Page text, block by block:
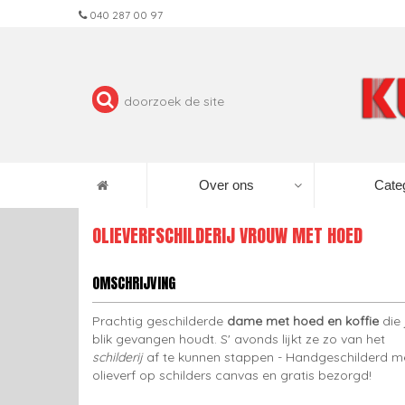
040 287 00 97
Over ons
OLIEVERFSCHILDERIJ VROUW MET HOED
OMSCHRIJVING
Prachtig geschilderde dame met hoed en koffie die
blik gevangen houdt. S' avonds lijkt ze zo van het
schilderijaf te kunnen stappen - Handgeschilderd
olieverf op schilders canvas en gratis bezorgd!